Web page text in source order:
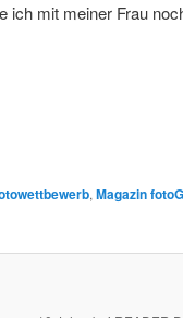
ich mit meiner Frau
, Magazin